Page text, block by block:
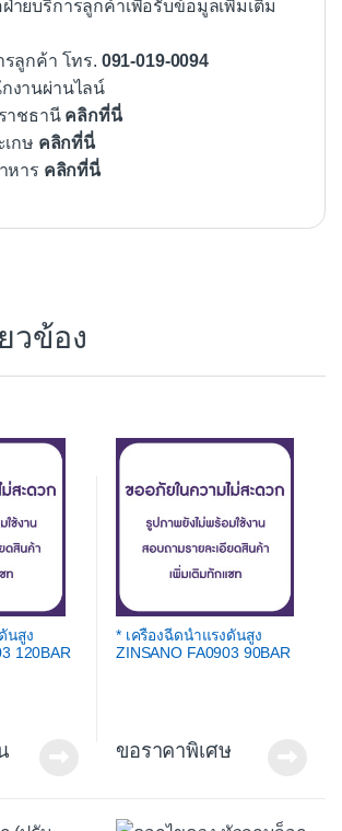
ายบริการลูกค้าเพื่อรับข้อมูลเพิ่มเติม
ลูกค้า โทร. 091-019-0094
งานผ่านไลน์
าชธานี คลิกที่นี่
กษ คลิกที่นี่
หาร คลิกที่นี่
วข้อง
นสูง
120BAR
* เครื่องฉีดน้ำแรงดันสูง
ZINSANO FA0903 90BAR
ขอราคาพิเศษ